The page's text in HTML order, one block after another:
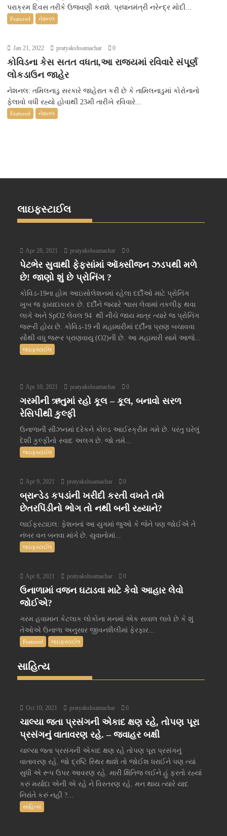
પરાક્રમ દિવસ તરીકે ઉજવણી કરાશે. પ્રધાનમંત્રી નરેન્દ્ર મોદી...
Featured નેશનલ
Jan 21, 2022 pratyakshsamachar 0
કોવિડના કેસ સતત વધતા,આ રાજ્યમાં રવિવારે સંપૂર્ણ
લોકડાઉન જાહેર
નેશનલ: તમિલનાડુ સરકારે જાહેરાત કરી છે કે તામિલનાડુમાં કોરોનાનો
ફેલાવો વધી રહ્યો હોવાથી 23મી તારીખે રવિવારે...
Featured નેશનલ
લાઇફસ્ટાઈલ
Apr 28, 2021 pratyakshsamachar 0
પેટભેર સુવાથી ફેફસાંમાં ઑક્સીજન ઝડપથી મળે
છે! જાણો શું છે પ્રોનિંગ ?
કોવિડ-19ના હોમ આઇસોલેશનમાં રહેલા દર્દીઓ માટે પ્રોનિંગ
ખુબ જ ફાયદાકારક છે. દર્દીને જ્યારે શ્વાસ લેવામાં તકલીફ થવા
લાગે અને SpO2 લેવલ 94 થી નીચે જાય માત્ર ત્યારે જ પ્રોનિંગ
જરૂરી હોય છે. કોવિડ-19 ની મહામારીમાં દર્દીના પ્રાણ બચાવવા
સૌથી વધુ જરૂર પ્રાણવાયુ (O2)ની છે. આ મહામારી સામે આજે...
લાઇફસ્ટાઈલ
Apr 10, 2021 pratyakshsamachar 0
ગરમીની ઋતુમાં રહો કૂલ – કૂલ, બનાવો સરળ
રેસિપીથી કુલ્ફી
ઉનાળાની સીઝનમાં દરેકને કોલ્ડ આઈસ્ક્રીમ ગમે છે. પરંતુ ઘરેલું
દેશી કુલ્ફીનો સ્વાદ અલગ છે. જો તમે...
લાઇફસ્ટાઈલ
Apr 9, 2021 pratyakshsamachar 0
બ્રાન્ડેડ કપડાંની ખરીદી કરતી વખતે તમે
છેતરપિંડીનો ભોગ તો નથી બની રહ્યાને?
લાઈફસ્ટાઇલ: ફેશનનાં આ યુગમાં જુઓ કે જેને પણ જોઈએ તે
નંબર વન બનવા માંગે છે. યુવાનોમાં...
લાઇફસ્ટાઈલ
Apr 8, 2021 pratyakshsamachar 0
ઉનાળામાં વજન ઘટાડવા માટે કેવો આહાર લેવો
જોઈએ?
ગરમ હવામાન કેટલાક લોકોના મનમાં એક સવાલ લાવે છે કે શું
તેઓએ ઉનાળા અનુસાર જીવનશૈલીમાં ફેરફાર...
Featured લાઇફસ્ટાઈલ
સાહિત્ય
Oct 10, 2021 pratyakshsamachar 0
ચાલ્યા જતા પ્રસંગની એકાદ ક્ષણ રહે, તોપણ પૂરા
પ્રસંગનું વાતાવરણ રહે. – જવાહર બક્ષી
ચાલ્યા જતા પ્રસંગની એકાદ ક્ષણ રહે તોપણ પૂરા પ્રસંગનું
વાતાવરણ રહે. જો દ્રષ્ટિ સ્થિર થાશે તો જોઈશ ધરાઈને પણ ત્યાં
સુધી એ રૂપ ઉપર આવરણ રહે. મારી ક્ષિતિજ લઈને હું ફરતો રહ્યાં
કરું મર્યાદા એની એ રહે ને વિસ્તરણ રહે. મન થાય ત્યારે યાદ
નિરાંતે કરું નહીં ?...
સાહિત્ય